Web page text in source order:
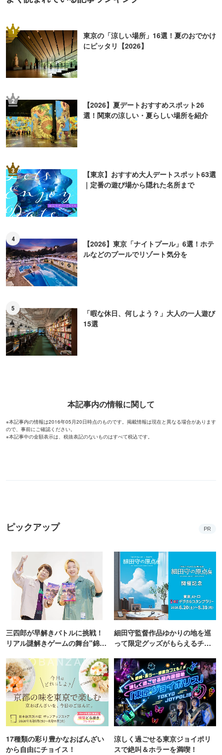
1
東京の「涼しい場所」16選！夏のおでかけ
にピッタリ【2026】
2
【2026】夏デートおすすめスポット26
選！関東の涼しい・夏らしい場所を紹介
3
【東京】おすすめ大人デートスポット63選
｜定番の遊び場から隠れた名所まで
4
【2026】東京「ナイトプール」6選！ホテ
ルなどのプールでリゾート気分を
5
「暇な休日、何しよう？」大人の一人遊び
15選
本記事内の情報に関して
※本記事内の情報は2016年05月20日時点のものです。掲載情報は現在と異なる場合があります
ので、事前にご確認ください。
※本記事中の金額表示は、税抜表記のないものはすべて税込です。
ピックアップ PR
三四郎が早解きバトルに挑戦！
リアル謎解きゲームの舞台"錦糸
細田守監督作品ゆかりの地を巡
って限定グッズがもらえるチャ
17種類の彩り豊かなおばんざい
から自由にチョイス！
涼しく過ごせる東京ジョイポリ
スで絶叫＆ホラーを満喫！